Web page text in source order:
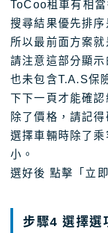
ToCoo租車有相當
搜尋結果優先排序
所以最前面方案就
請注意這部分顯示
也未包含T.A.S保
下下一頁才能確認
除了價格，請記得
選擇車輛時除了
小。
選好後 點擊「立即
步驟4 選擇選